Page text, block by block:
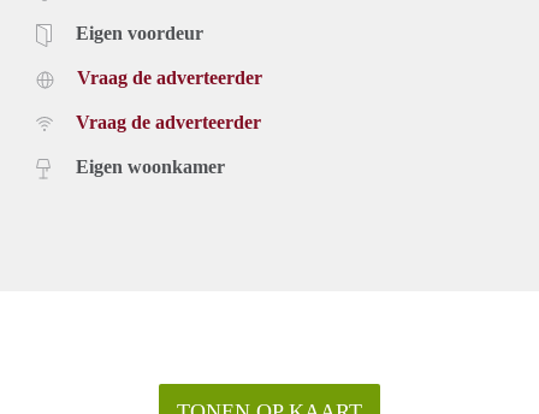
Eigen voordeur
Vraag de adverteerder
Vraag de adverteerder
Eigen woonkamer